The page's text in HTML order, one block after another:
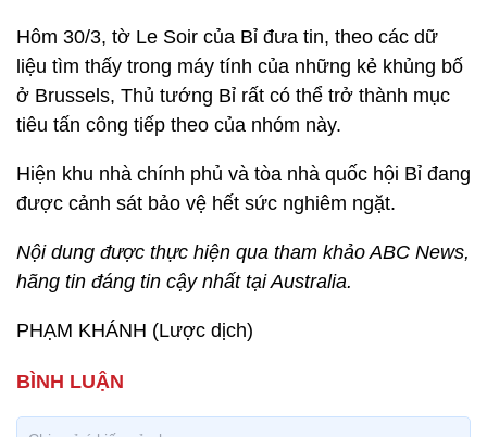
Hôm 30/3, tờ Le Soir của Bỉ đưa tin, theo các dữ
liệu tìm thấy trong máy tính của những kẻ khủng bố
ở Brussels, Thủ tướng Bỉ rất có thể trở thành mục
tiêu tấn công tiếp theo của nhóm này.
Hiện khu nhà chính phủ và tòa nhà quốc hội Bỉ đang
được cảnh sát bảo vệ hết sức nghiêm ngặt.
Nội dung được thực hiện qua tham khảo ABC News,
hãng tin đáng tin cậy nhất tại Australia.
PHẠM KHÁNH (Lược dịch)